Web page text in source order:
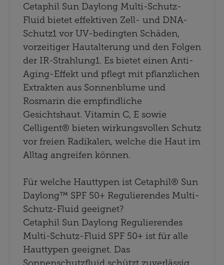
Cetaphil Sun Daylong Multi-Schutz-
Fluid bietet effektiven Zell- und DNA-
Schutz1 vor UV-bedingten Schäden,
vorzeitiger Hautalterung und den Folgen
der IR-Strahlung1. Es bietet einen Anti-
Aging-Effekt und pflegt mit pflanzlichen
Extrakten aus Sonnenblume und
Rosmarin die empfindliche
Gesichtshaut. Vitamin C, E sowie
Celligent® bieten wirkungsvollen Schutz
vor freien Radikalen, welche die Haut im
Alltag angreifen können.
Für welche Hauttypen ist Cetaphil® Sun
Daylong™ SPF 50+ Regulierendes Multi-
Schutz-Fluid geeignet?
Cetaphil Sun Daylong Regulierendes
Multi-Schutz-Fluid SPF 50+ ist für alle
Hauttypen geeignet. Das